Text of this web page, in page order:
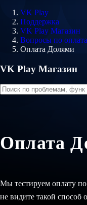
VK Play
Поддержка
VK Play Магазин
Вопросы по
Оплата Долями
VK Play Магазин
Оплата
Мы тестируем оплату
не видите такой способ